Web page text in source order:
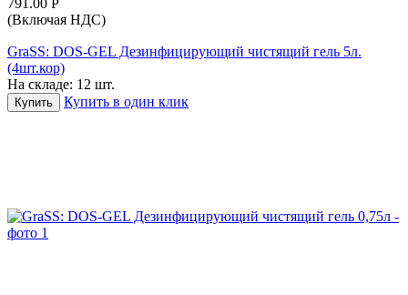
(Включая НДС)
GraSS: DOS-GEL Дезинфицирующий чистящий гель 5л.
(4шт.кор)
На складе: 12 шт.
Купить Купить в один клик